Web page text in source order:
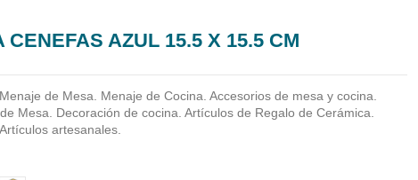
CENEFAS AZUL 15.5 X 15.5 CM
Menaje de Mesa. Menaje de Cocina. Accesorios de mesa y cocina.
Mesa. Decoración de cocina. Artículos de Regalo de Cerámica.
artesanales.